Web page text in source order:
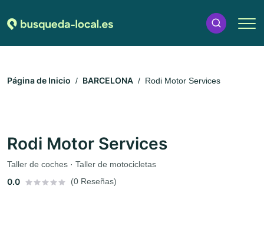
Página de Inicio BARCELONA Rodi Motor Services
Rodi Motor Services
Taller de coches · Taller de motocicletas
0.0 (0 Reseñas)